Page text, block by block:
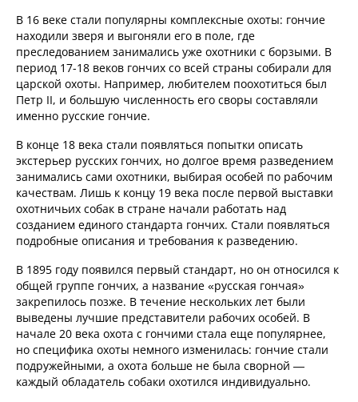
В 16 веке стали популярны комплексные охоты: гончие
находили зверя и выгоняли его в поле, где
преследованием занимались уже охотники с борзыми. В
период 17-18 веков гончих со всей страны собирали для
царской охоты. Например, любителем поохотиться был
Петр II, и большую численность его своры составляли
именно русские гончие.
В конце 18 века стали появляться попытки описать
экстерьер русских гончих, но долгое время разведением
занимались сами охотники, выбирая особей по рабочим
качествам. Лишь к концу 19 века после первой выставки
охотничьих собак в стране начали работать над
созданием единого стандарта гончих. Стали появляться
подробные описания и требования к разведению.
В 1895 году появился первый стандарт, но он относился к
общей группе гончих, а название «русская гончая»
закрепилось позже. В течение нескольких лет были
выведены лучшие представители рабочих особей. В
начале 20 века охота с гончими стала еще популярнее,
но специфика охоты немного изменилась: гончие стали
подружейными, а охота больше не была сворной —
каждый обладатель собаки охотился индивидуально.